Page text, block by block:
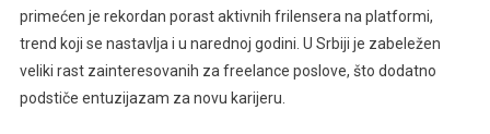
primećen je rekordan porast aktivnih frilensera na platformi,
trend koji se nastavlja i u narednoj godini. U Srbiji je zabeležen
veliki rast zainteresovanih za freelance poslove, što dodatno
podstiče entuzijazam za novu karijeru.